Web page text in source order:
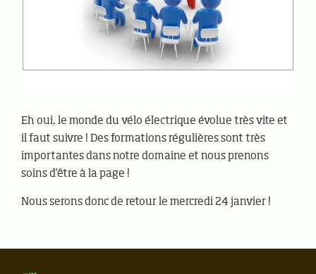
Eh oui, le monde du vélo électrique évolue très vite et
il faut suivre ! Des formations régulières sont très
importantes dans notre domaine et nous prenons
soins d'être à la page !
Nous serons donc de retour le mercredi 24 janvier !